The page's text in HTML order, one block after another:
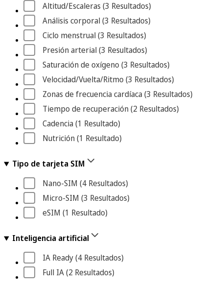
Altitud/Escaleras (3 Resultados)
Análisis corporal (3 Resultados)
Ciclo menstrual (3 Resultados)
Presión arterial (3 Resultados)
Saturación de oxígeno (3 Resultados)
Velocidad/Vuelta/Ritmo (3 Resultados)
Zonas de frecuencia cardíaca (3 Resultados)
Tiempo de recuperación (2 Resultados)
Cadencia (1 Resultado)
Nutrición (1 Resultado)
Tipo de tarjeta SIM
Nano-SIM (4 Resultados)
Micro-SIM (3 Resultados)
eSIM (1 Resultado)
Inteligencia artificial
IA Ready (4 Resultados)
Full IA (2 Resultados)